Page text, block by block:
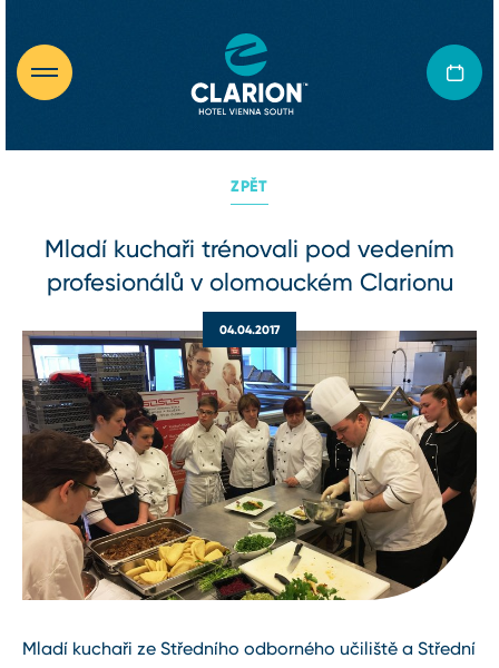
ZPĚT
Mladí kuchaři trénovali pod vedením
profesionálů v olomouckém Clarionu
04.04.2017
Mladí kuchaři ze Středního odborného učiliště a Střední